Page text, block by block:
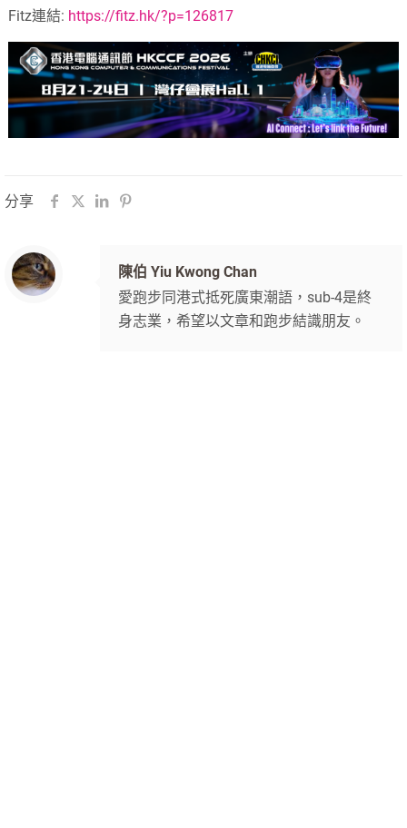
Fitz連結: https://fitz.hk/?p=126817
分享
陳伯 Yiu Kwong Chan
愛跑步同港式抵死廣東潮語，sub-4是終
身志業，希望以文章和跑步結識朋友。